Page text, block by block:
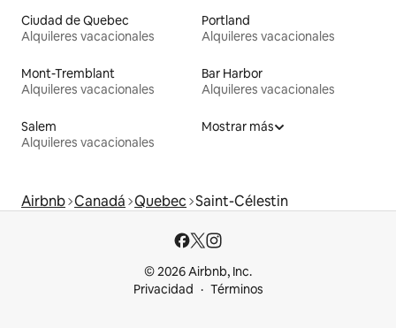
Ciudad de Quebec
Alquileres vacacionales
Portland
Alquileres vacacionales
Mont-Tremblant
Alquileres vacacionales
Bar Harbor
Alquileres vacacionales
Salem
Alquileres vacacionales
Mostrar más
Airbnb Canadá Quebec Saint-Célestin
© 2026 Airbnb, Inc.
Privacidad
Términos